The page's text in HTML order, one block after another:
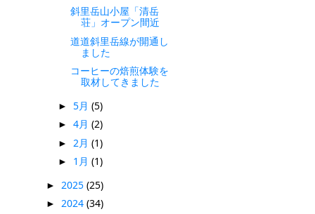
斜里岳山小屋「清岳
荘」オープン間近
道道斜里岳線が開通し
ました
コーヒーの焙煎体験を
取材してきました
► 5月 (5)
► 4月 (2)
► 2月 (1)
► 1月 (1)
► 2025 (25)
► 2024 (34)